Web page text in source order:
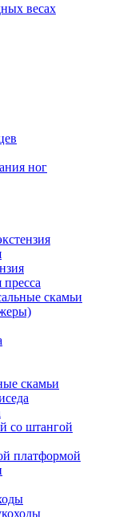
весах
ног
скамьи
скамьи
со штангой
платформой